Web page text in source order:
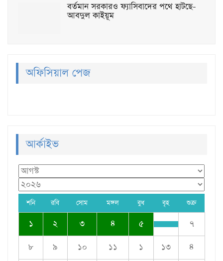
বর্তমান সরকারও ফ্যাসিবাদের পথে হাটছে-
আবদুল কাইয়ূম
অফিসিয়াল পেজ
আর্কাইভ
শনি রবি সোম মঙ্গল বুধ বৃহ শুক্র
১ ২ ৩ ৪ ৫ ৭
৮ ৯ ১০ ১১ ১ ১৩ ৪